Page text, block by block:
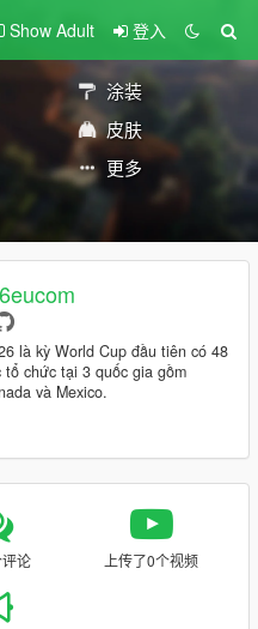
Show Adult 登入
涂装
皮肤
更多
là kỳ World Cup đầu tiên có 48
chức tại 3 quốc gia gồm
và Mexico.
论 上传了0个视频